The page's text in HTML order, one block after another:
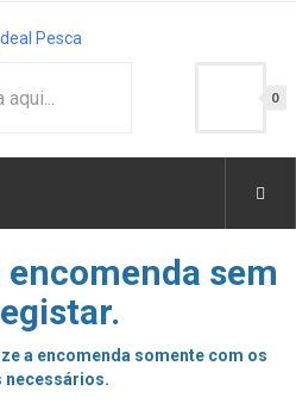
0
sem
a encomenda somente com os
necessários.